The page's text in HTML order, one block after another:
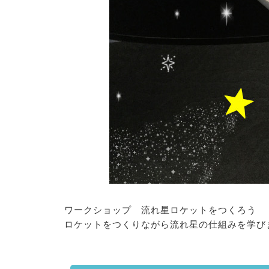
ワークショップ 流れ星ロケットをつくろう
ロケットをつくりながら流れ星の仕組みを学び